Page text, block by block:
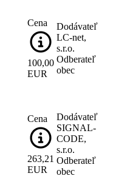
Cena
100,00
EUR
Dodávateľ
LC-net,
s.r.o.
Odberateľ
obec
Cena
263,21
EUR
Dodávateľ
SIGNAL-
CODE,
s.r.o.
Odberateľ
obec